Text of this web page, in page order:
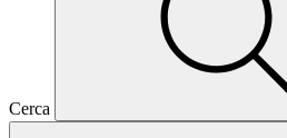
Cerca